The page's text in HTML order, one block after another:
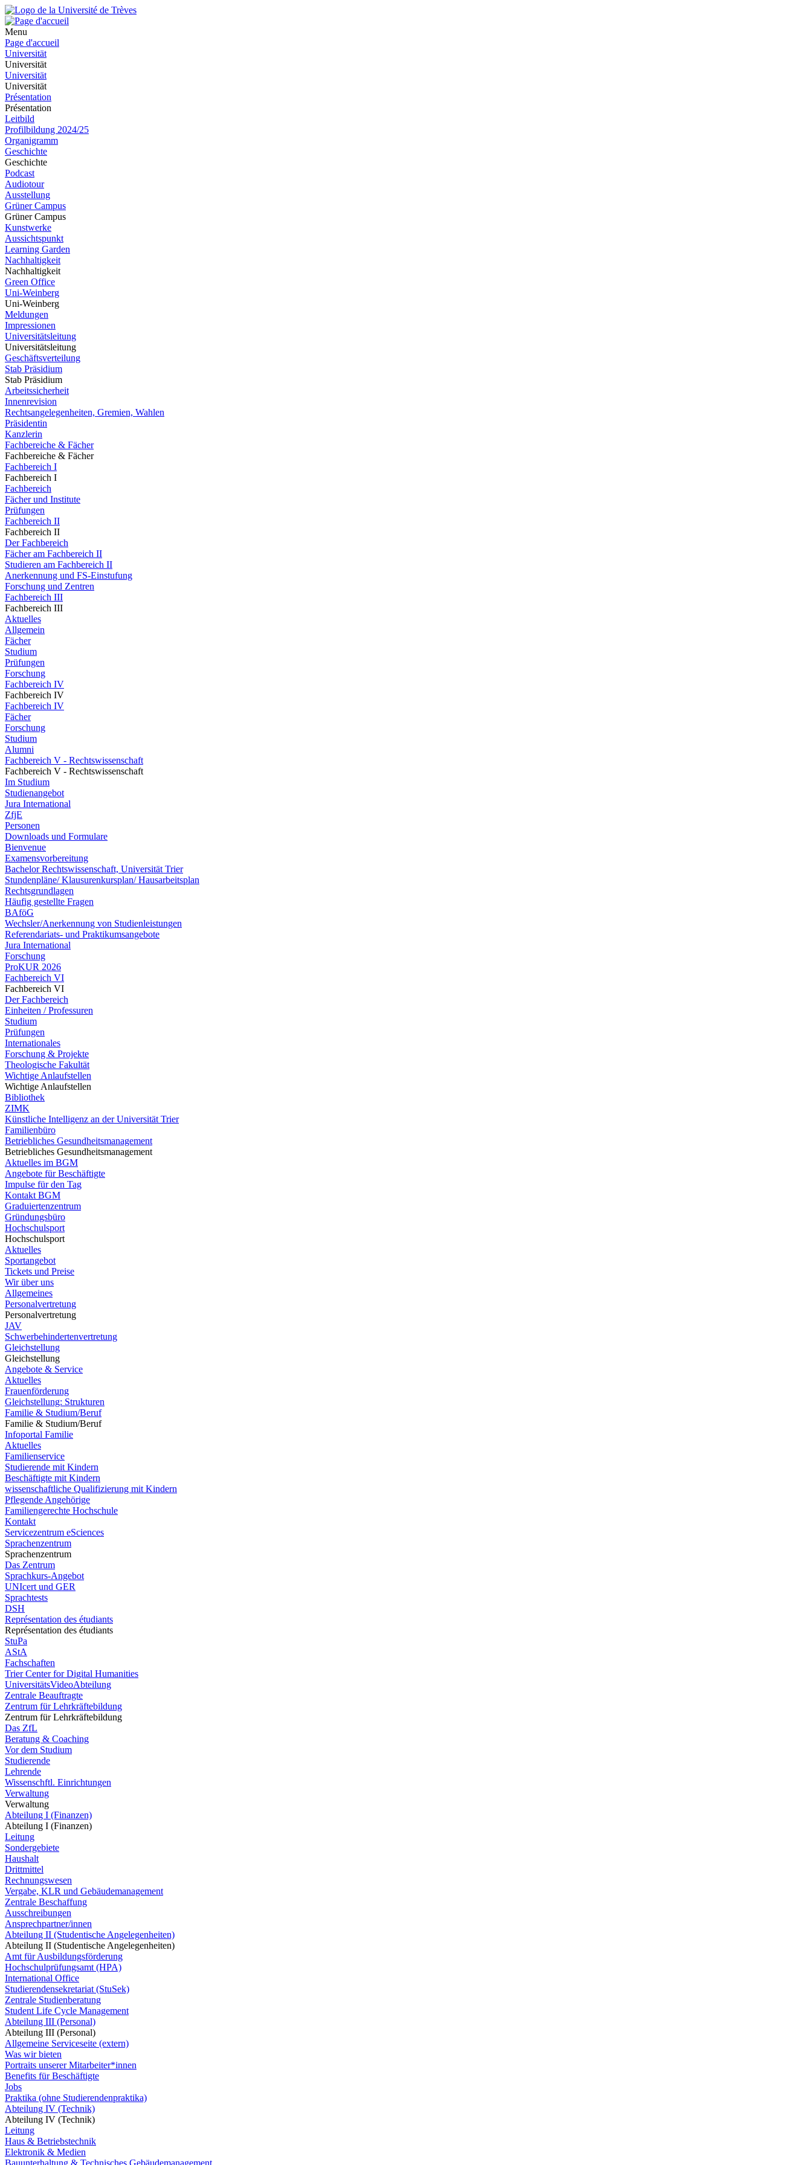
Menu
Page d'accueil
Universität
Universität
Universität
Universität
Présentation
Présentation
Leitbild
Profilbildung 2024/25
Organigramm
Geschichte
Geschichte
Podcast
Audiotour
Ausstellung
Grüner Campus
Grüner Campus
Kunstwerke
Aussichtspunkt
Learning Garden
Nachhaltigkeit
Nachhaltigkeit
Green Office
Uni-Weinberg
Uni-Weinberg
Meldungen
Impressionen
Universitätsleitung
Universitätsleitung
Geschäftsverteilung
Stab Präsidium
Stab Präsidium
Arbeitssicherheit
Innenrevision
Rechtsangelegenheiten, Gremien, Wahlen
Präsidentin
Kanzlerin
Fachbereiche & Fächer
Fachbereiche & Fächer
Fachbereich I
Fachbereich I
Fachbereich
Fächer und Institute
Prüfungen
Fachbereich II
Fachbereich II
Der Fachbereich
Fächer am Fachbereich II
Studieren am Fachbereich II
Anerkennung und FS-Einstufung
Forschung und Zentren
Fachbereich III
Fachbereich III
Aktuelles
Allgemein
Fächer
Studium
Prüfungen
Forschung
Fachbereich IV
Fachbereich IV
Fachbereich IV
Fächer
Forschung
Studium
Alumni
Fachbereich V - Rechtswissenschaft
Fachbereich V - Rechtswissenschaft
Im Studium
Studienangebot
Jura International
ZfjE
Personen
Downloads und Formulare
Bienvenue
Examensvorbereitung
Bachelor Rechtswissenschaft, Universität Trier
Stundenpläne/ Klausurenkursplan/ Hausarbeitsplan
Rechtsgrundlagen
Häufig gestellte Fragen
BAföG
Wechsler/Anerkennung von Studienleistungen
Referendariats- und Praktikumsangebote
Jura International
Forschung
ProKUR 2026
Fachbereich VI
Fachbereich VI
Der Fachbereich
Einheiten / Professuren
Studium
Prüfungen
Internationales
Forschung & Projekte
Theologische Fakultät
Wichtige Anlaufstellen
Wichtige Anlaufstellen
Bibliothek
ZIMK
Künstliche Intelligenz an der Universität Trier
Familienbüro
Betriebliches Gesundheitsmanagement
Betriebliches Gesundheitsmanagement
Aktuelles im BGM
Angebote für Beschäftigte
Impulse für den Tag
Kontakt BGM
Graduiertenzentrum
Gründungsbüro
Hochschulsport
Hochschulsport
Aktuelles
Sportangebot
Tickets und Preise
Wir über uns
Allgemeines
Personalvertretung
Personalvertretung
JAV
Schwerbehindertenvertretung
Gleichstellung
Gleichstellung
Angebote & Service
Aktuelles
Frauenförderung
Gleichstellung: Strukturen
Familie & Studium/Beruf
Familie & Studium/Beruf
Infoportal Familie
Aktuelles
Familienservice
Studierende mit Kindern
Beschäftigte mit Kindern
wissenschaftliche Qualifizierung mit Kindern
Pflegende Angehörige
Familiengerechte Hochschule
Kontakt
Servicezentrum eSciences
Sprachenzentrum
Sprachenzentrum
Das Zentrum
Sprachkurs-Angebot
UNIcert und GER
Sprachtests
DSH
Représentation des étudiants
Représentation des étudiants
StuPa
AStA
Fachschaften
Trier Center for Digital Humanities
UniversitätsVideoAbteilung
Zentrale Beauftragte
Zentrum für Lehrkräftebildung
Zentrum für Lehrkräftebildung
Das ZfL
Beratung & Coaching
Vor dem Studium
Studierende
Lehrende
Wissenschftl. Einrichtungen
Verwaltung
Verwaltung
Abteilung I (Finanzen)
Abteilung I (Finanzen)
Leitung
Sondergebiete
Haushalt
Drittmittel
Rechnungswesen
Vergabe, KLR und Gebäudemanagement
Zentrale Beschaffung
Ausschreibungen
Ansprechpartner/innen
Abteilung II (Studentische Angelegenheiten)
Abteilung II (Studentische Angelegenheiten)
Amt für Ausbildungsförderung
Hochschulprüfungsamt (HPA)
International Office
Studierendensekretariat (StuSek)
Zentrale Studienberatung
Student Life Cycle Management
Abteilung III (Personal)
Abteilung III (Personal)
Allgemeine Serviceseite (extern)
Was wir bieten
Portraits unserer Mitarbeiter*innen
Benefits für Beschäftigte
Jobs
Praktika (ohne Studierendenpraktika)
Abteilung IV (Technik)
Abteilung IV (Technik)
Leitung
Haus & Betriebstechnik
Elektronik & Medien
Bauunterhaltung & Technisches Gebäudemanagement